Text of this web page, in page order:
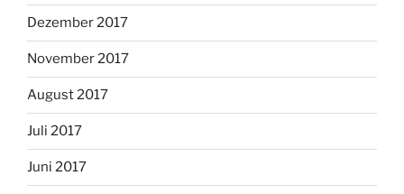
Dezember 2017
November 2017
August 2017
Juli 2017
Juni 2017